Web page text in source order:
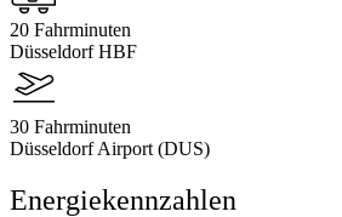
20 Fahrminuten
Düsseldorf HBF
30 Fahrminuten
Düsseldorf Airport (DUS)
Energiekennzahlen